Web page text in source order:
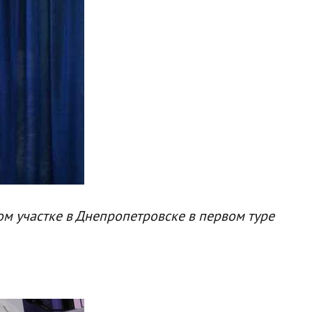
участке в Днепропетровске в первом туре